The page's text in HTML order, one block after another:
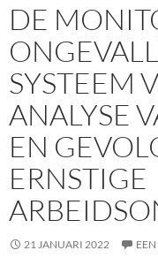
DE
SYSTEEM
ANALYSE
EN
ERNSTIGE
21 JANUARI 2022